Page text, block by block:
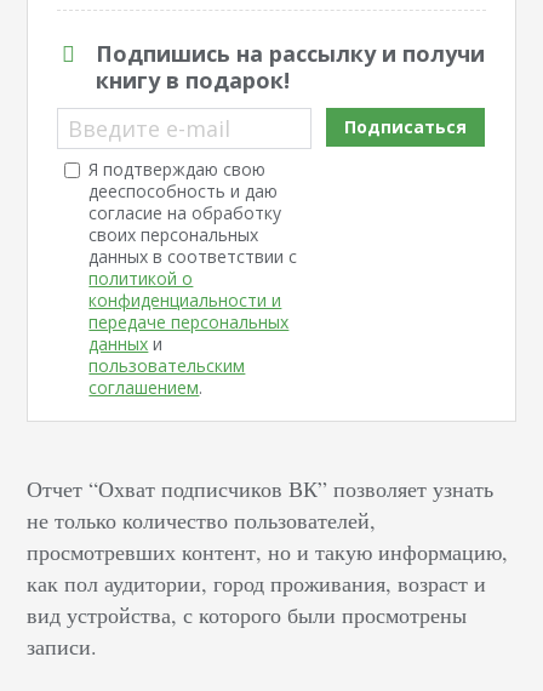
Подпишись на рассылку и получи
книгу в подарок!
Введите e-mail
Я подтверждаю свою
дееспособность и даю
согласие на обработку
своих персональных
данных в соответствии с
политикой о
конфиденциальности и
передаче персональных
данных и
пользовательским
соглашением.
Подписаться
Отчет “Охват подписчиков ВК” позволяет узнать
не только количество пользователей,
просмотревших контент, но и такую информацию,
как пол аудитории, город проживания, возраст и
вид устройства, с которого были просмотрены
записи.